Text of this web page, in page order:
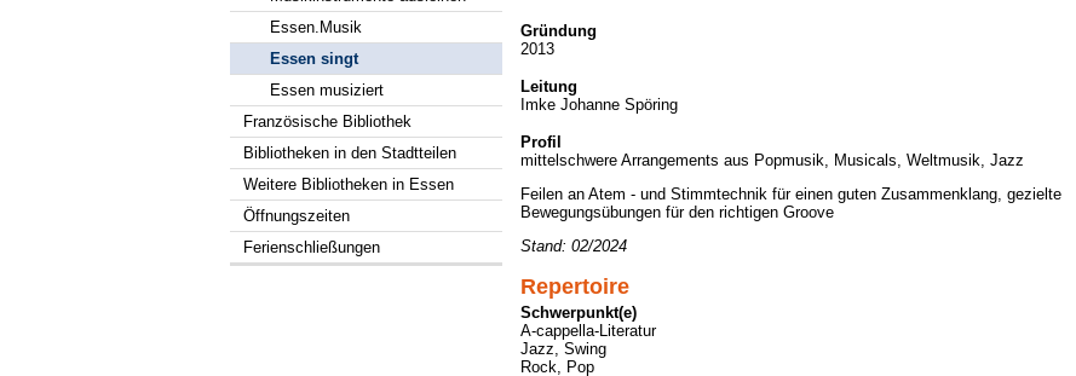
Essen.Musik
Essen singt
Essen musiziert
Französische Bibliothek
Bibliotheken in den Stadtteilen
Weitere Bibliotheken in Essen
Öffnungszeiten
Ferienschließungen
Gründung
2013
Leitung
Imke Johanne Spöring
Profil
mittelschwere Arrangements aus Popmusik, Musicals, Weltmusik, Jazz
Feilen an Atem - und Stimmtechnik für einen guten Zusammenklang, gezielte
Bewegungsübungen für den richtigen Groove
Stand: 02/2024
Repertoire
Schwerpunkt(e)
A-cappella-Literatur
Jazz, Swing
Rock, Pop